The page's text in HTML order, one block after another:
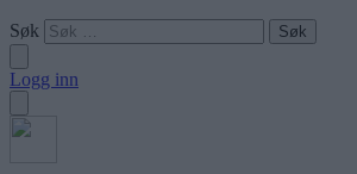
Søk
Logg inn